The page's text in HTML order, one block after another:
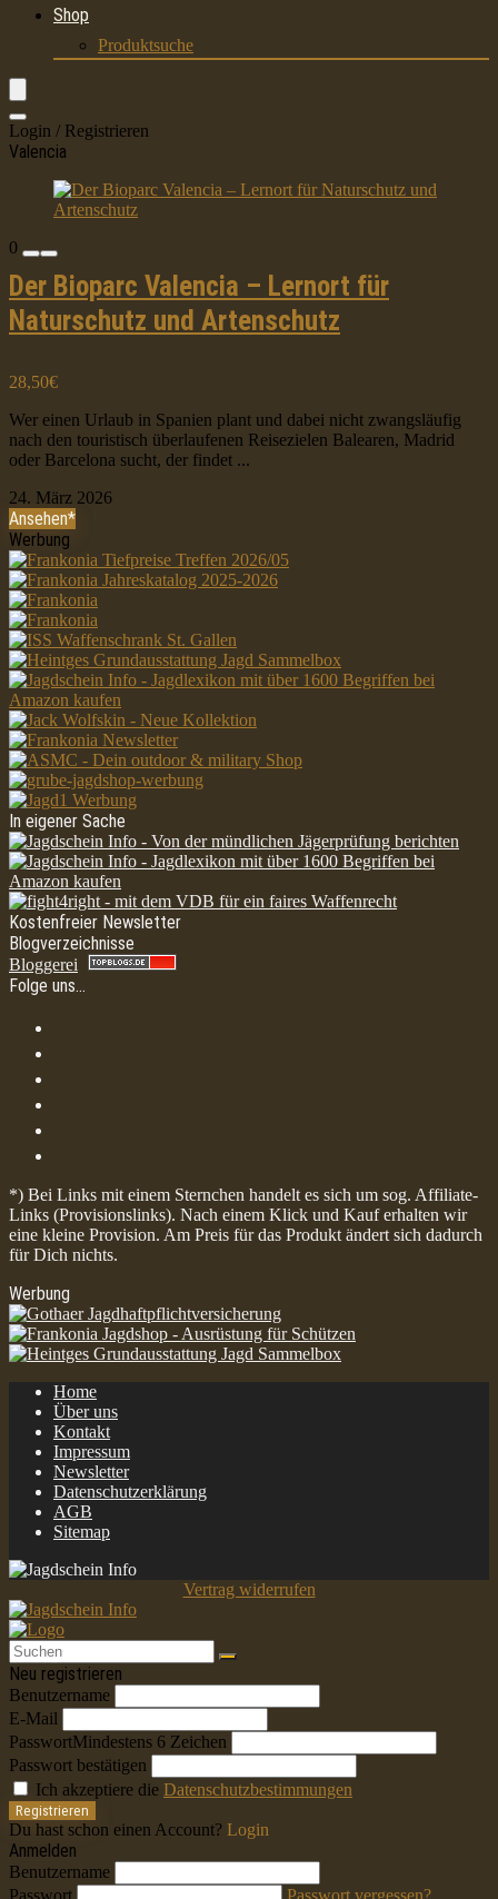
Shop
Produktsuche
Login / Registrieren
Valencia
0
Der Bioparc Valencia – Lernort für
Naturschutz und Artenschutz
28,50€
Wer einen Urlaub in Spanien plant und dabei nicht zwangsläufig
nach den touristisch überlaufenen Reisezielen Balearen, Madrid
oder Barcelona sucht, der findet ...
24. März 2026
Ansehen*
Werbung
In eigener Sache
Kostenfreier Newsletter
Blogverzeichnisse
Bloggerei
Folge uns…
*) Bei Links mit einem Sternchen handelt es sich um sog. Affiliate-
Links (Provisionslinks). Nach einem Klick und Kauf erhalten wir
eine kleine Provision. Am Preis für das Produkt ändert sich dadurch
für Dich nichts.
Werbung
Home
Über uns
Kontakt
Impressum
Newsletter
Datenschutzerklärung
AGB
Sitemap
Vertrag widerrufen
Neu registrieren
Benutzername
E-Mail
PasswortMindestens 6 Zeichen
Passwort bestätigen
Ich akzeptiere die Datenschutzbestimmungen
Registrieren
Du hast schon einen Account? Login
Anmelden
Benutzername
Passwort
Passwort vergessen?